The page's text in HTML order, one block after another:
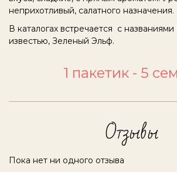
неприхотливый, салатного назначения.
В каталогах встречается с
известью, Зеленый Эльф.
1 пакетик - 5
Отзывы
Пока нет ни одного отзыва